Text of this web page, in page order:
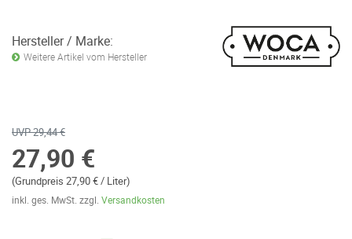
Hersteller / Marke:
Weitere Artikel vom Hersteller
UVP 29,44 €
27,90 €
(Grundpreis 27,90 € / Liter)
inkl. ges. MwSt. zzgl. Versandkosten